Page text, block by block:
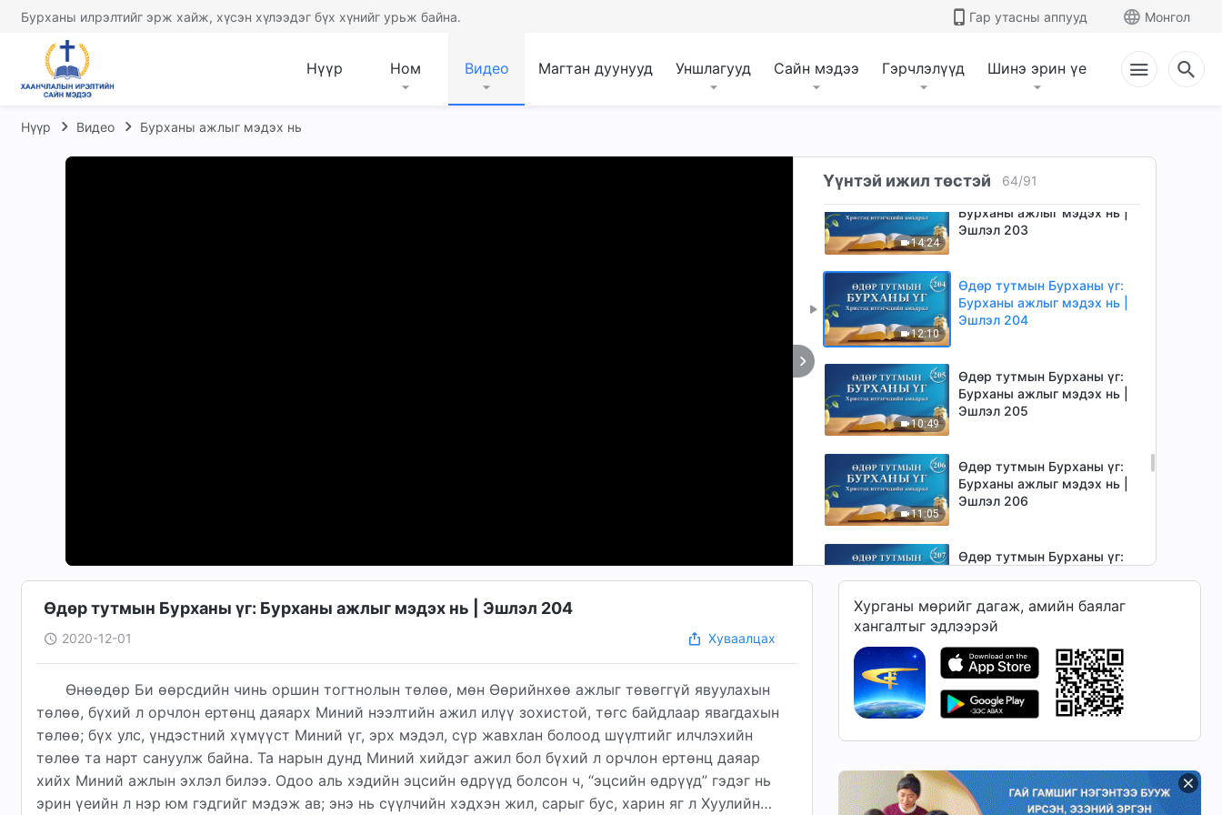
Бурханы илрэлтийг эрж хайж, хүсэн хүлээдэг бүх хүнийг урьж байна. Гар утасны аппууд Монгол
Нүүр Ном Видео Магтан дуунууд Уншлагууд Сайн мэдээ Гэрчлэлүүд Шинэ эрин үе
Нүүр Видео Бурханы ажлыг мэдэх нь
Үүнтэй ижил төстэй 64/91
Өдөр тутмын Бурханы үг:
14:24
Бурханы ажлыг мэдэх нь |
Эшлэл 203
12:10
Өдөр тутмын Бурханы үг:
Бурханы ажлыг мэдэх нь |
Эшлэл 204
10:49
Өдөр тутмын Бурханы үг:
Бурханы ажлыг мэдэх нь |
Эшлэл 205
11:05
Өдөр тутмын Бурханы үг:
Бурханы ажлыг мэдэх нь |
Эшлэл 206
11:30
Өдөр тутмын Бурханы үг:
10:59
Өдөр тутмын Бурханы үг:
Бурханы ажлыг мэдэх нь |
Эшлэл 208
10:04
Өдөр тутмын Бурханы үг:
Эшлэл 209
Өдөр тутмын Бурханы үг: Бурханы ажлыг мэдэх нь | Эшлэл 204
2020-12-01 Хуваалцах
Өнөөдөр Би өөрсдийн чинь оршин тогтнолын төлөө, мөн Өөрийнхөө ажлыг төвөггүй явуулахын
төлөө, бүхий л орчлон ертөнц даяарх Миний нээлтийн ажил илүү зохистой, төгс байдлаар явагдахын
төлөө; бүх улс, үндэстний хүмүүст Миний үг, эрх мэдэл, сүр жавхлан болоод шүүлтийг илчлэхийн
төлөө та нарт сануулж байна. Та нарын дунд Миний хийдэг ажил бол бүхий л орчлон ертөнц даяар
хийх Миний ажлын эхлэл билээ. Одоо аль хэдийн эцсийн өдрүүд болсон ч, “эцсийн өдрүүд” гэдэг нь
эрин үеийн л нэр юм гэдгийг мэдэж ав; энэ нь сүүлчийн хэдхэн жил, сарыг бус, харин яг л Хуулийн
Хурганы мөрийг дагаж, амийн баялаг
хангалтыг эдлээрэй